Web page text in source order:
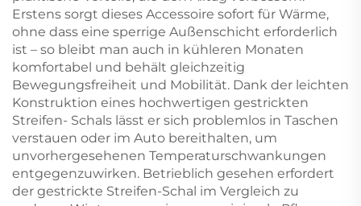
Erstens sorgt dieses Accessoire sofort für Wärme,
ohne dass eine sperrige Außenschicht erforderlich
ist – so bleibt man auch in kühleren Monaten
komfortabel und behält gleichzeitig
Bewegungsfreiheit und Mobilität. Dank der leichten
Konstruktion eines hochwertigen gestrickten
Streifen- Schals lässt er sich problemlos in Taschen
verstauen oder im Auto bereithalten, um
unvorhergesehenen Temperaturschwankungen
entgegenzuwirken. Betrieblich gesehen erfordert
der gestrickte Streifen-Schal im Vergleich zu